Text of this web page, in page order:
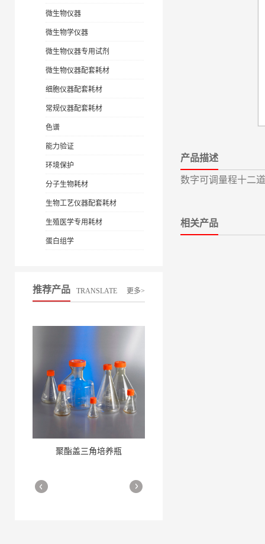
微生物仪器
微生物学仪器
微生物仪器专用试剂
微生物仪器配套耗材
细胞仪器配套耗材
常规仪器配套耗材
色谱
能力验证
环境保护
分子生物耗材
生物工艺仪器配套耗材
生殖医学专用耗材
蛋白组学
推荐产品 TRANSLATE 更多>
聚酯盖三角培养瓶
产品描述
数字可调量程十二
相关产品